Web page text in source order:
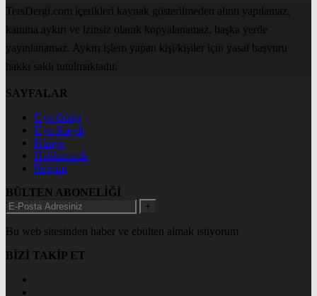
TersDergi.com içerikleri kaynak gösterilmeden alıntı yapılamaz,
kanuna aykırı ve izinsiz olarak kopyalanamaz, başka yerde
yayınlanamaz. Aykırı işlem yapan kişi/kişiler için yasal başvuru
hakkı saklı tutulmaktadır.
SAYFALAR
Üye Girişi
Üye Kaydı
Künye
Hakkımızda
İletişim
BÜLTEN ABONELİĞİ
+
Bu web sitesinden haber ve ebülten almak istiyorum
BİZİ TAKİP ET